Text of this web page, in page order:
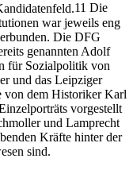
11 Die
war jeweils eng
Die DFG
genannten Adolf
für Sozialpolitik von
und das Leipziger
von dem Historiker Karl
vorgestellt
und Lamprecht
Kräfte hinter der
sind.